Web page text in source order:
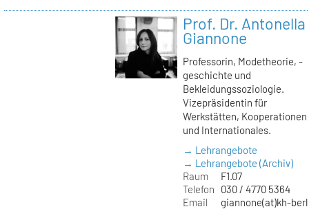
Prof. Dr. Antonella
Giannone
Professorin, Modetheorie, -
geschichte und
Bekleidungssoziologie.
Vizepräsidentin für
Werkstätten, Kooperationen
und Internationales.
→ Lehrangebote
→ Lehrangebote (Archiv)
Raum
F1.07
Telefon
030 / 4770 5364
Email
giannone(at)kh-